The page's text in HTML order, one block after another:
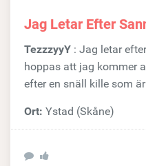
Jag Letar Efter
TezzzyyY : Jag letar
hoppas att jag kommer
efter en snäll kille som
Ort: Ystad (Skåne)